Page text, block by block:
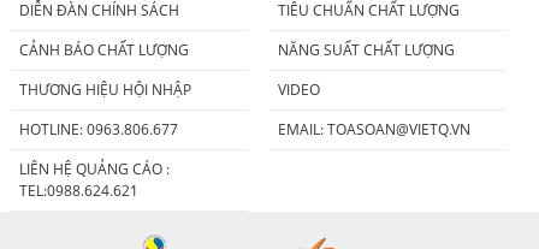
DIỄN ĐÀN CHÍNH SÁCH
TIÊU CHUẨN CHẤT LƯỢNG
CẢNH BÁO CHẤT LƯỢNG
NĂNG SUẤT CHẤT LƯỢNG
THƯƠNG HIỆU HỘI NHẬP
VIDEO
HOTLINE: 0963.806.677
EMAIL:TOASOAN@VIETQ.VN
LIÊN HỆ QUẢNG CÁO :
TEL:0988.624.621